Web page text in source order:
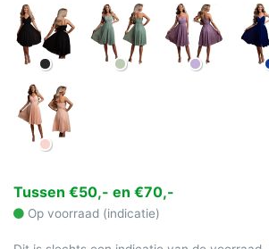
Tussen €50,- en €70,-
Op voorraad (indicatie)